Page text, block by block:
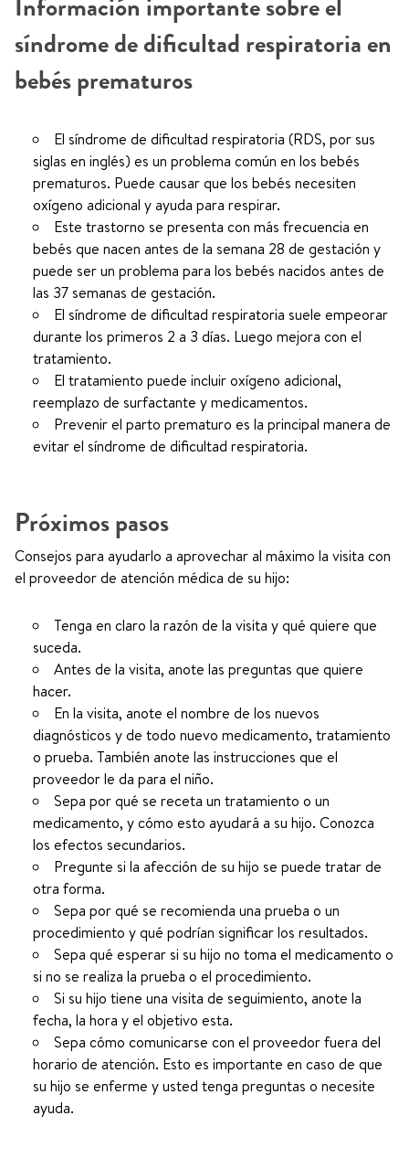
Información importante sobre el
síndrome de dificultad respiratoria en
bebés prematuros
El síndrome de dificultad respiratoria (RDS, por sus
siglas en inglés) es un problema común en los bebés
prematuros. Puede causar que los bebés necesiten
oxígeno adicional y ayuda para respirar.
Este trastorno se presenta con más frecuencia en
bebés que nacen antes de la semana 28 de gestación y
puede ser un problema para los bebés nacidos antes de
las 37 semanas de gestación.
El síndrome de dificultad respiratoria suele empeorar
durante los primeros 2 a 3 días. Luego mejora con el
tratamiento.
El tratamiento puede incluir oxígeno adicional,
reemplazo de surfactante y medicamentos.
Prevenir el parto prematuro es la principal manera de
evitar el síndrome de dificultad respiratoria.
Próximos pasos
Consejos para ayudarlo a aprovechar al máximo la visita con
el proveedor de atención médica de su hijo:
Tenga en claro la razón de la visita y qué quiere que
suceda.
Antes de la visita, anote las preguntas que quiere
hacer.
En la visita, anote el nombre de los nuevos
diagnósticos y de todo nuevo medicamento, tratamiento
o prueba. También anote las instrucciones que el
proveedor le da para el niño.
Sepa por qué se receta un tratamiento o un
medicamento, y cómo esto ayudará a su hijo. Conozca
los efectos secundarios.
Pregunte si la afección de su hijo se puede tratar de
otra forma.
Sepa por qué se recomienda una prueba o un
procedimiento y qué podrían significar los resultados.
Sepa qué esperar si su hijo no toma el medicamento o
si no se realiza la prueba o el procedimiento.
Si su hijo tiene una visita de seguimiento, anote la
fecha, la hora y el objetivo esta.
Sepa cómo comunicarse con el proveedor fuera del
horario de atención. Esto es importante en caso de que
su hijo se enferme y usted tenga preguntas o necesite
ayuda.